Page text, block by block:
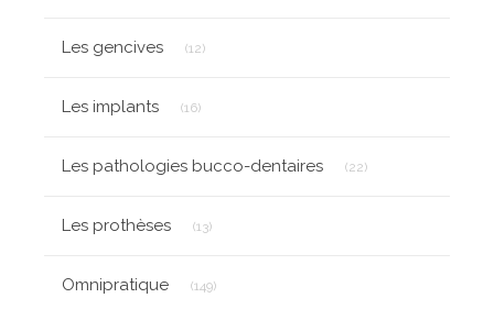
Les gencives (12)
Les implants (16)
Les pathologies bucco-dentaires (22)
Les prothèses (13)
Omnipratique (149)